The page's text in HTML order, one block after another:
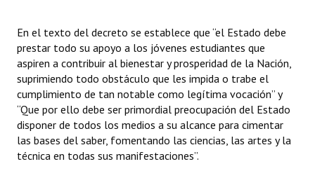
Mujeres que Dejaron Huellas - Registro
Periodistas Decanos - Registro
Ciudadano Ilustre - Registro
Banca del Vecino - Registro
Huéspedes de Honor - Registro
En el texto del decreto se establece que “el Estado debe
prestar todo su apoyo a los jóvenes estudiantes que
aspiren a contribuir al bienestar y prosperidad de la Nación,
suprimiendo todo obstáculo que les impida o trabe el
cumplimiento de tan notable como legítima vocación” y
“Que por ello debe ser primordial preocupación del Estado
disponer de todos los medios a su alcance para cimentar
las bases del saber, fomentando las ciencias, las artes y la
técnica en todas sus manifestaciones”.